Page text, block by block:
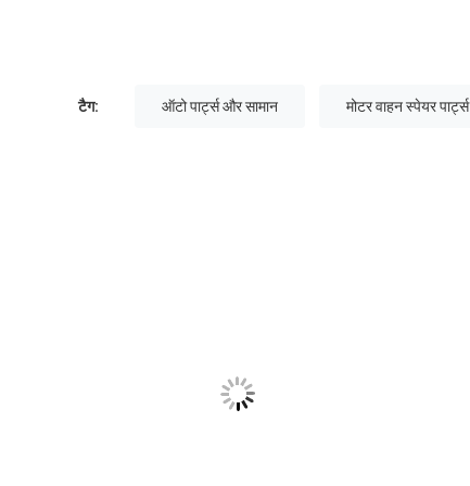
टैग: ऑटो पार्ट्स और सामान मोटर वाहन स्पेयर पार्ट्स